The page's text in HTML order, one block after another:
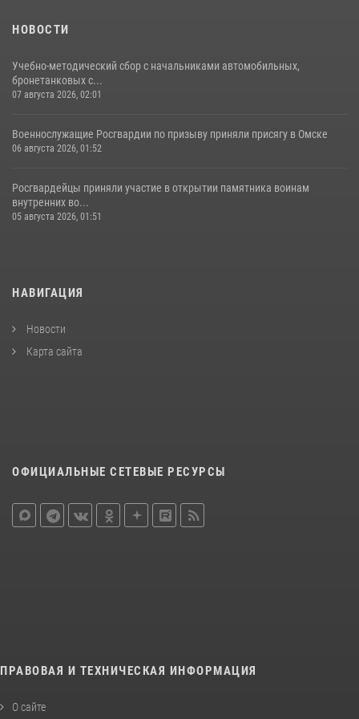
НОВОСТИ
Учебно-методический сбор с начальниками автомобильных,
бронетанковых с...
07 августа 2026, 02:01
Военнослужащие Росгвардии по призыву приняли присягу в Омске
06 августа 2026, 01:52
Росгвардейцы приняли участие в открытии памятника воинам
внутренних во...
05 августа 2026, 01:51
НАВИГАЦИЯ
Новости
Карта сайта
ОФИЦИАЛЬНЫЕ СЕТЕВЫЕ РЕСУРСЫ
ПРАВОВАЯ И ТЕХНИЧЕСКАЯ ИНФОРМАЦИЯ
О сайте